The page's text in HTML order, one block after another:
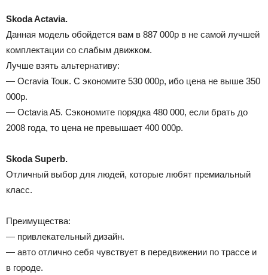
Skoda Actavia.
Данная модель обойдется вам в 887 000р в не самой лучшей
комплектации со слабым движком.
Лучше взять альтернативу:
— Ocravia Touк. С экономите 530 000р, ибо цена не выше 350
000р.
— Octavia A5. Сэкономите порядка 480 000, если брать до
2008 года, то цена не превышает 400 000р.
Skoda Superb.
Отличный выбор для людей, которые любят премиальный
класс.
Преимущества:
— привлекательный дизайн.
— авто отлично себя чувствует в передвижении по трассе и
в городе.